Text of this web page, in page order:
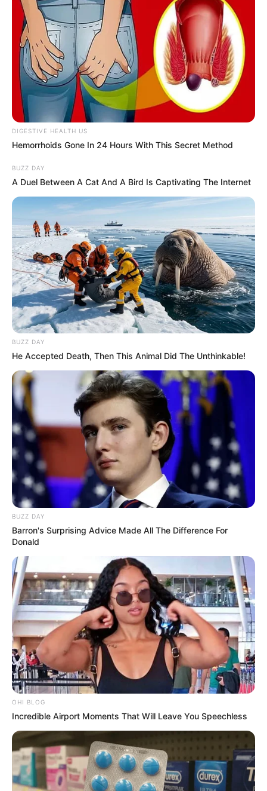
DIGESTIVE HEALTH US
Hemorrhoids Gone In 24 Hours With This Secret Method
BUZZ DAY
A Duel Between A Cat And A Bird Is Captivating The Internet
BUZZ DAY
He Accepted Death, Then This Animal Did The Unthinkable!
BUZZ DAY
Barron's Surprising Advice Made All The Difference For
Donald
OHI BLOG
Incredible Airport Moments That Will Leave You Speechless